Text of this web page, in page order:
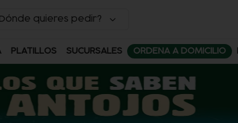
quieres pedir?
PLATILLOS SUCURSALES ORDENA A DOMICILIO